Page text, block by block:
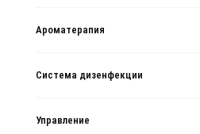
Ароматерапия
Система дизенфекции
Управление